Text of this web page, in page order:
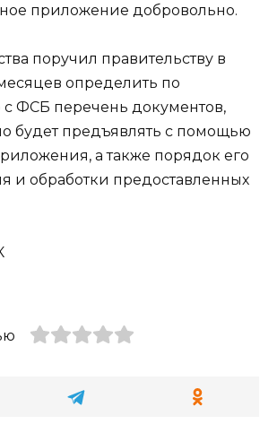
приложение добровольно.
поручил правительству в
определить по
с ФСБ перечень документов,
будет предъявлять с помощью
а также порядок его
и обработки предоставленных